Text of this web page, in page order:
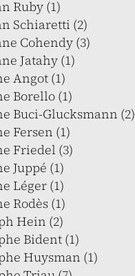
Ruby (1)
Schiaretti (2)
Cohendy (3)
Jatahy (1)
Angot (1)
Borello (1)
Buci-Glucksmann (2)
Fersen (1)
Friedel (3)
Juppé (1)
Léger (1)
Rodès (1)
Hein (2)
Bident (1)
Huysman (1)